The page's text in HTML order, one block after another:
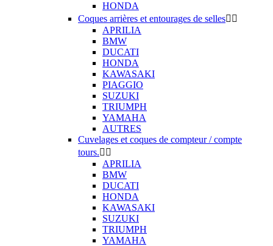
HONDA
Coques arrières et entourages de selles 
APRILIA
BMW
DUCATI
HONDA
KAWASAKI
PIAGGIO
SUZUKI
TRIUMPH
YAMAHA
AUTRES
Cuvelages et coques de compteur / compte
tours. 
APRILIA
BMW
DUCATI
HONDA
KAWASAKI
SUZUKI
TRIUMPH
YAMAHA